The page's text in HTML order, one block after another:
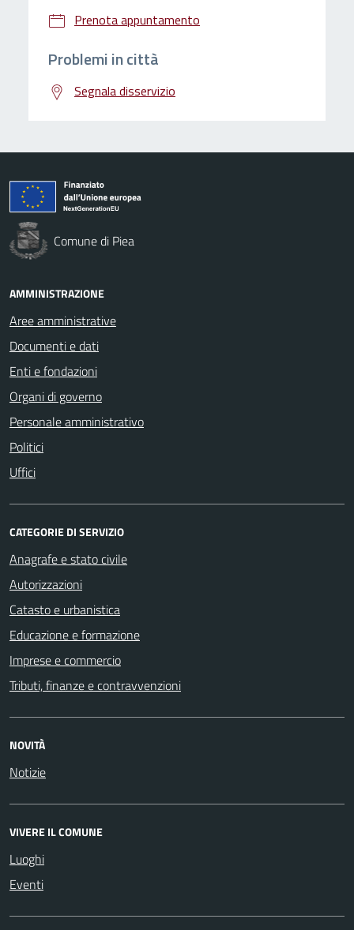
Prenota appuntamento
Problemi in città
Segnala disservizio
Comune di Piea
AMMINISTRAZIONE
Aree amministrative
Documenti e dati
Enti e fondazioni
Organi di governo
Personale amministrativo
Politici
Uffici
CATEGORIE DI SERVIZIO
Anagrafe e stato civile
Autorizzazioni
Catasto e urbanistica
Educazione e formazione
Imprese e commercio
Tributi, finanze e contravvenzioni
NOVITÀ
Notizie
VIVERE IL COMUNE
Luoghi
Eventi